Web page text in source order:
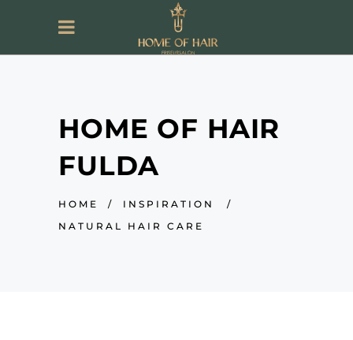
HOME OF HAIR
FULDA
HOME / INSPIRATION
/
NATURAL HAIR CARE